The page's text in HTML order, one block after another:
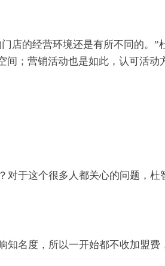
店的经营环境还是有所不同的。
；营销活动也是如此，认可活动
于这个很多人都关心的问题，
名度，所以一开始都不收加盟